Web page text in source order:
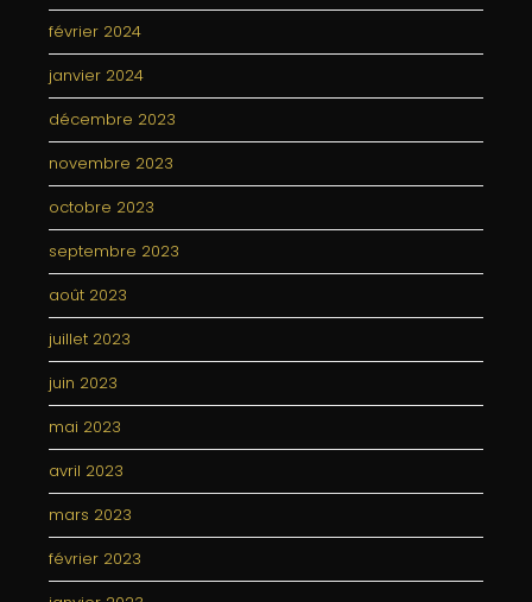
février 2024
janvier 2024
décembre 2023
novembre 2023
octobre 2023
septembre 2023
août 2023
juillet 2023
juin 2023
mai 2023
avril 2023
mars 2023
février 2023